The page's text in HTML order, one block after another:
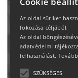
Az oldal sütiket
fokozása céljából.
Az oldal
adatvédelmi
felhasználást.
SZÜKSÉGES